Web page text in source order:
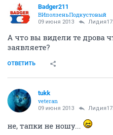
Badger211
ВИползеньПодкустовый
09 июня 2013
А что вы видели те дрова
заявляете?
ОТВЕТИТЬ
tukk
veteran
09 июня 2013
не, тапки не ношу...